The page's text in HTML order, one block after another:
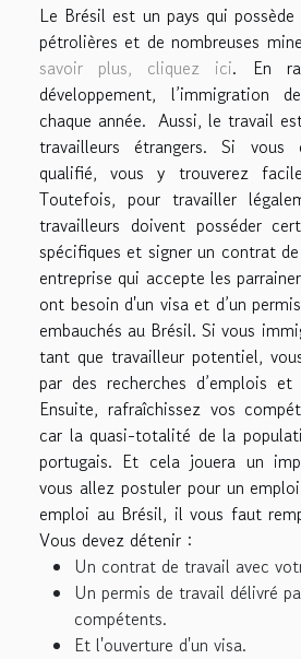
Le Brésil est un pays qui possède
pétrolières et de nombreuses
savoir plus, cliquez ici. En
développement, l’immigration
chaque année. Aussi, le travail
travailleurs étrangers. Si vous
qualifié, vous y trouverez
Toutefois, pour travailler
travailleurs doivent posséder
spécifiques et signer un contrat de
entreprise qui accepte les
ont besoin d'un visa et d’un
embauchés au Brésil. Si vous
tant que travailleur potentiel,
par des recherches d’emplois
Ensuite, rafraîchissez vos
car la quasi-totalité de la
portugais. Et cela jouera un
vous allez postuler pour un
emploi au Brésil, il vous faut
Vous devez détenir :
Un contrat de travail avec
Un permis de travail délivré
compétents.
Et l'ouverture d'un visa.